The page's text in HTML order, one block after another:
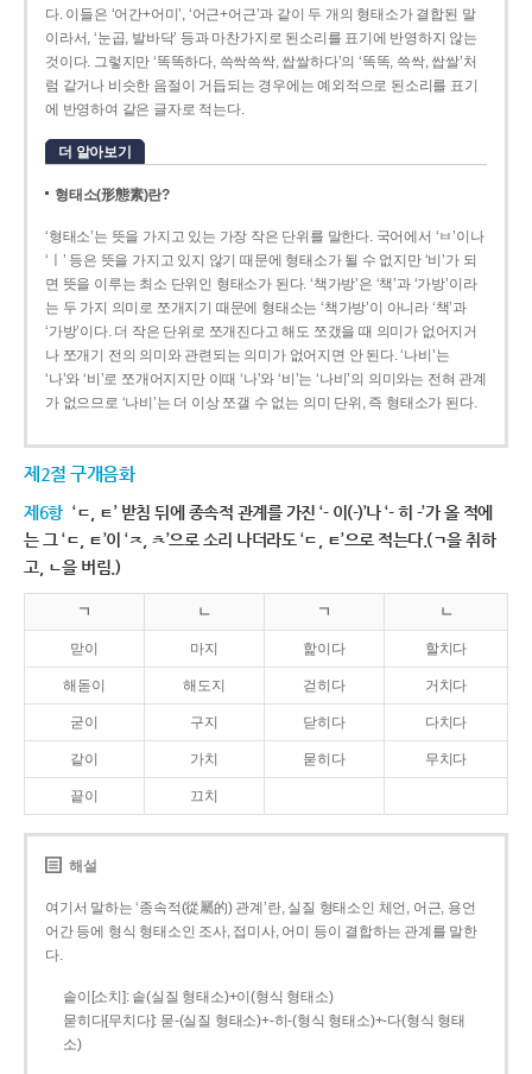
다. 이들은 ‘어간+어미’, ‘어근+어근’과 같이 두 개의 형태소가 결합된 말
이라서, ‘눈곱, 발바닥’ 등과 마찬가지로 된소리를 표기에 반영하지 않는
것이다. 그렇지만 ‘똑똑하다, 쓱싹쓱싹, 쌉쌀하다’의 ‘똑똑, 쓱싹, 쌉쌀’처
럼 같거나 비슷한 음절이 거듭되는 경우에는 예외적으로 된소리를 표기
에 반영하여 같은 글자로 적는다.
더 알아보기
형태소(形態素)란?
‘형태소’는 뜻을 가지고 있는 가장 작은 단위를 말한다. 국어에서 ‘ㅂ’이나
‘ㅣ’ 등은 뜻을 가지고 있지 않기 때문에 형태소가 될 수 없지만 ‘비’가 되
면 뜻을 이루는 최소 단위인 형태소가 된다. ‘책가방’은 ‘책’과 ‘가방’이라
는 두 가지 의미로 쪼개지기 때문에 형태소는 ‘책가방’이 아니라 ‘책’과
‘가방’이다. 더 작은 단위로 쪼개진다고 해도 쪼갰을 때 의미가 없어지거
나 쪼개기 전의 의미와 관련되는 의미가 없어지면 안 된다. ‘나비’는
‘나’와 ‘비’로 쪼개어지지만 이때 ‘나’와 ‘비’는 ‘나비’의 의미와는 전혀 관계
가 없으므로 ‘나비’는 더 이상 쪼갤 수 없는 의미 단위, 즉 형태소가 된다.
제2절 구개음화
제6항 ‘ㄷ, ㅌ’ 받침 뒤에 종속적 관계를 가진 ‘- 이(-)’나 ‘- 히 -’가 올 적에
는 그 ‘ㄷ, ㅌ’이 ‘ㅈ, ㅊ’으로 소리 나더라도 ‘ㄷ, ㅌ’으로 적는다.(ㄱ을 취하
고, ㄴ을 버림.)
ㄱ ㄴ ㄱ ㄴ
맏이 마지 핥이다 할치다
해돋이 해도지 걷히다 거치다
굳이 구지 닫히다 다치다
같이 가치 묻히다 무치다
끝이 끄치
해설
여기서 말하는 ‘종속적(從屬的) 관계’란, 실질 형태소인 체언, 어근, 용언
어간 등에 형식 형태소인 조사, 접미사, 어미 등이 결합하는 관계를 말한
다.
솥이[소치]: 솥(실질 형태소)+이(형식 형태소)
묻히다[무치다]: 묻­-(실질 형태소)+­-히­-(형식 형태소)+-다(형식 형태
소)